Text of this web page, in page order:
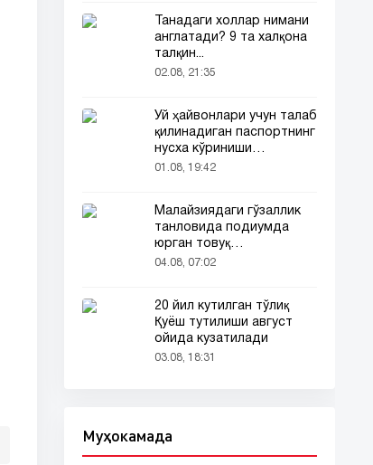
Танадаги холлар нимани
англатади? 9 та халқона
талқин...
02.08, 21:35
Уй ҳайвонлари учун талаб
қилинадиган паспортнинг
нусха кўриниши
тармоқларда тарқалди
01.08, 19:42
Малайзиядаги гўзаллик
танловида подиумда
юрган товуқ
томошабинлар
04.08, 07:02
20 йил кутилган тўлиқ
Қуёш тутилиши август
ойида кузатилади
03.08, 18:31
Муҳокамада